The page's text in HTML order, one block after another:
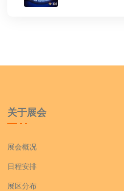
关于展会
展会概况
日程安排
展区分布